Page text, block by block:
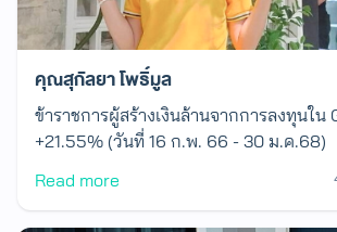
คุณสุกัลยา โพธิ์มูล
ข้าราชการผู้สร้างเงินล้านจากการลงทุนใน
+21.55% (วันที่ 16 ก.พ. 66 - 30 ม.ค.68)
Read more